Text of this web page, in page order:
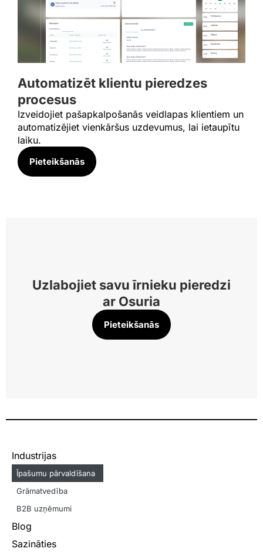
Automatizēt klientu pieredzes
procesus
Izveidojiet pašapkalpošanās veidlapas klientiem un
automatizējiet vienkāršus uzdevumus, lai ietaupītu
laiku.
Pieteikšanās​
Uzlabojiet savu īrnieku pieredzi
ar Osuria
Pieteikšanās​
Industrijas
Īpašumu pārvaldīšana
Grāmatvedība
B2B uzņēmumi
Blog
Sazināties